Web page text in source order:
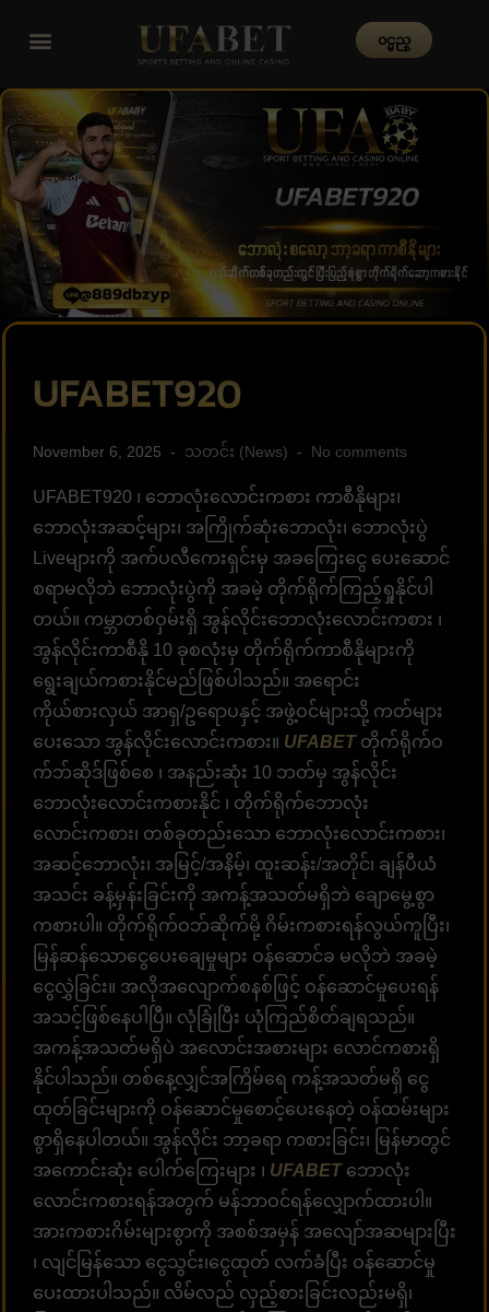
၀င္မည္
UFABET920
November 6, 2025 သတင်း (News) No comments
UFABET920 ၊ ဘောလုံးလောင်းကစား ကာစီနိုများ၊
ဘောလုံးအဆင့်များ၊ အကြိုက်ဆုံးဘောလုံး၊ ဘောလုံးပွဲ
Liveများကို အက်ပလီကေးရှင်းမှ အခကြေးငွေ ပေးဆောင်
စရာမလိုဘဲ ဘောလုံးပွဲကို အခမဲ့ တိုက်ရိုက်ကြည့်ရှုနိုင်ပါ
တယ်။ ကမ္ဘာတစ်ဝှမ်းရှိ အွန်လိုင်းဘောလုံးလောင်းကစား ၊
အွန်လိုင်းကာစီနို 10 ခုစလုံးမှ တိုက်ရိုက်ကာစီနိုများကို
ရွေးချယ်ကစားနိုင်မည်ဖြစ်ပါသည်။ အရောင်း
ကိုယ်စားလှယ် အာရှ/ဥရောပနှင့် အဖွဲ့ဝင်များသို့ ကတ်များ
ပေးသော အွန်လိုင်းလောင်းကစား။ UFABETတိုက်ရိုက်ဝ
က်ဘ်ဆိုဒ်ဖြစ်စေ ၊ အနည်းဆုံး 10 ဘတ်မှ အွန်လိုင်း
ဘောလုံးလောင်းကစားနိုင် ၊ တိုက်ရိုက်ဘောလုံး
လောင်းကစား၊ တစ်ခုတည်းသော ဘောလုံးလောင်းကစား၊
အဆင့်ဘောလုံး၊ အမြင့်/အနိမ့်၊ ထူးဆန်း/အတိုင်၊ ချန်ပီယံ
အသင်း ခန့်မှန်းခြင်းကို အကန့်အသတ်မရှိဘဲ ချောမွေ့စွာ
ကစားပါ။ တိုက်ရိုက်ဝဘ်ဆိုက်မို့ ဂိမ်းကစားရန်လွယ်ကူပြီး၊
မြန်ဆန်သောငွေပေးချေမှုများ ဝန်ဆောင်ခ မလိုဘဲ အခမဲ့
ငွေလွှဲခြင်း။ အလိုအလျောက်စနစ်ဖြင့် ဝန်ဆောင်မှုပေးရန်
အသင့်ဖြစ်နေပါပြီ။ လုံခြုံပြီး ယုံကြည်စိတ်ချရသည်။
အကန့်အသတ်မရှိပဲ အလောင်းအစားများ လောင်ကစားရှိ
နိုင်ပါသည်။ တစ်နေ့လျှင်အကြိမ်ရေ ကန့်အသတ်မရှိ ငွေ
ထုတ်ခြင်းများကို ဝန်​​ဆောင်​မှု​စောင့်​​ပေးနေတဲ့ ဝန်​ထမ်း​များ
စွာရှိ​နေပါတယ်​။ အွန်လိုင်း ဘာ့ခရာ ကစားခြင်း၊ မြန်မာတွင်
အကောင်းဆုံး ပေါက်ကြေးများ ၊ UFABETဘောလုံး
လောင်းကစားရန်အတွက် မန်ဘာဝင်ရန်လျှောက်ထားပါ။
အားကစားဂိမ်းများစွာကို အစစ်အမှန် အလျော်အဆများပြီး
၊ လျင်မြန်သော ငွေသွင်း၊ငွေထုတ် လက်ခံပြီး ဝန်ဆောင်မှု
ပေးထားပါသည်။ လိမ်လည် လှည့်စားခြင်းလည်းမရှိ၊